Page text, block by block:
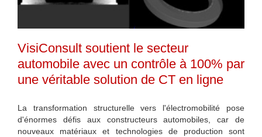
VisiConsult soutient le secteur
automobile avec un contrôle à 100% par
une véritable solution de CT en ligne
La transformation structurelle vers l'électromobilité pose
d'énormes défis aux constructeurs automobiles, car de
nouveaux matériaux et technologies de production sont